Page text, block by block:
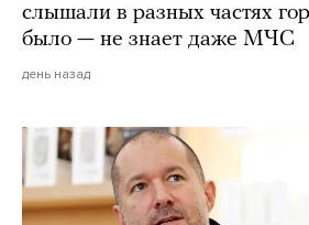
слышали в разных частях
было — не знает даже МЧС
день назад